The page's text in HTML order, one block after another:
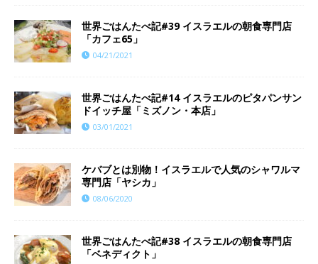
世界ごはんたべ記#39 イスラエルの朝食専門店
「カフェ65」
04/21/2021
世界ごはんたべ記#14 イスラエルのピタパンサン
ドイッチ屋「ミズノン・本店」
03/01/2021
ケバブとは別物！イスラエルで人気のシャワルマ
専門店「ヤシカ」
08/06/2020
世界ごはんたべ記#38 イスラエルの朝食専門店
「ベネディクト」